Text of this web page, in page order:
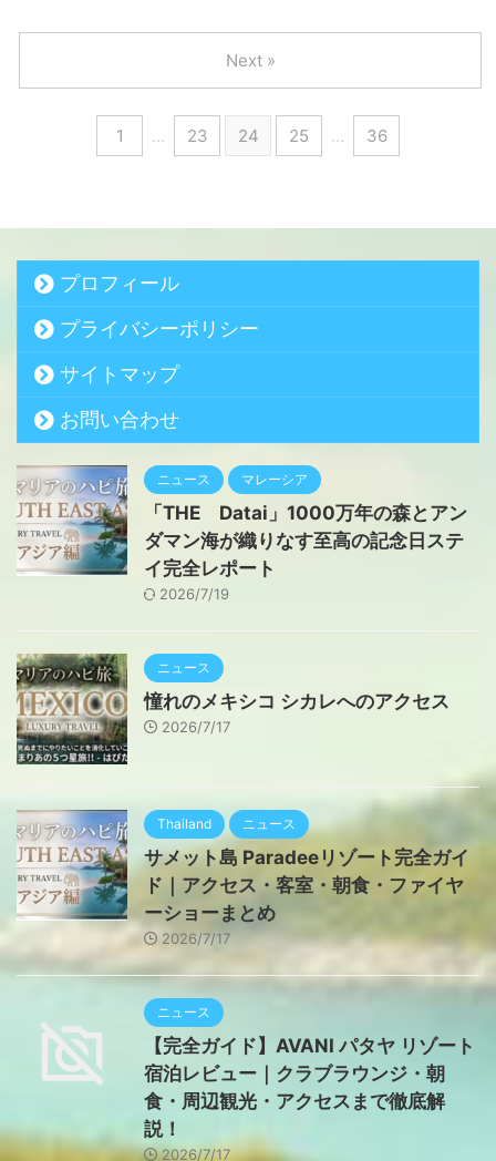
1 … 23 24 25 … 36
Next »
プロフィール
プライバシーポリシー
サイトマップ
お問い合わせ
ニュース マレーシア
「THE Datai」1000万年の森とアン
ダマン海が織りなす至高の記念日ステ
イ完全レポート
2026/7/19
ニュース
憧れのメキシコ シカレへのアクセス
2026/7/17
Thailand ニュース
サメット島 Paradeeリゾート完全ガイ
ド｜アクセス・客室・朝食・ファイヤ
ーショーまとめ
2026/7/17
ニュース
【完全ガイド】AVANI パタヤ リゾート
宿泊レビュー｜クラブラウンジ・朝
食・周辺観光・アクセスまで徹底解
説！
2026/7/17